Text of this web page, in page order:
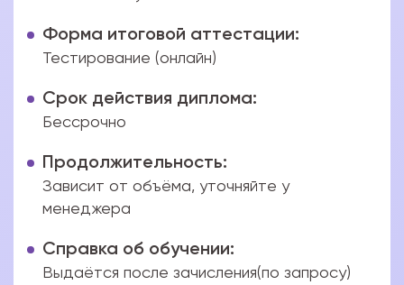
Форма итоговой аттестации:
Тестирование (онлайн)
Срок действия диплома:
Бессрочно
Продолжительность:
Зависит от объёма, уточняйте у
менеджера
Справка об обучении:
Выдаётся после зачисления(по запросу)